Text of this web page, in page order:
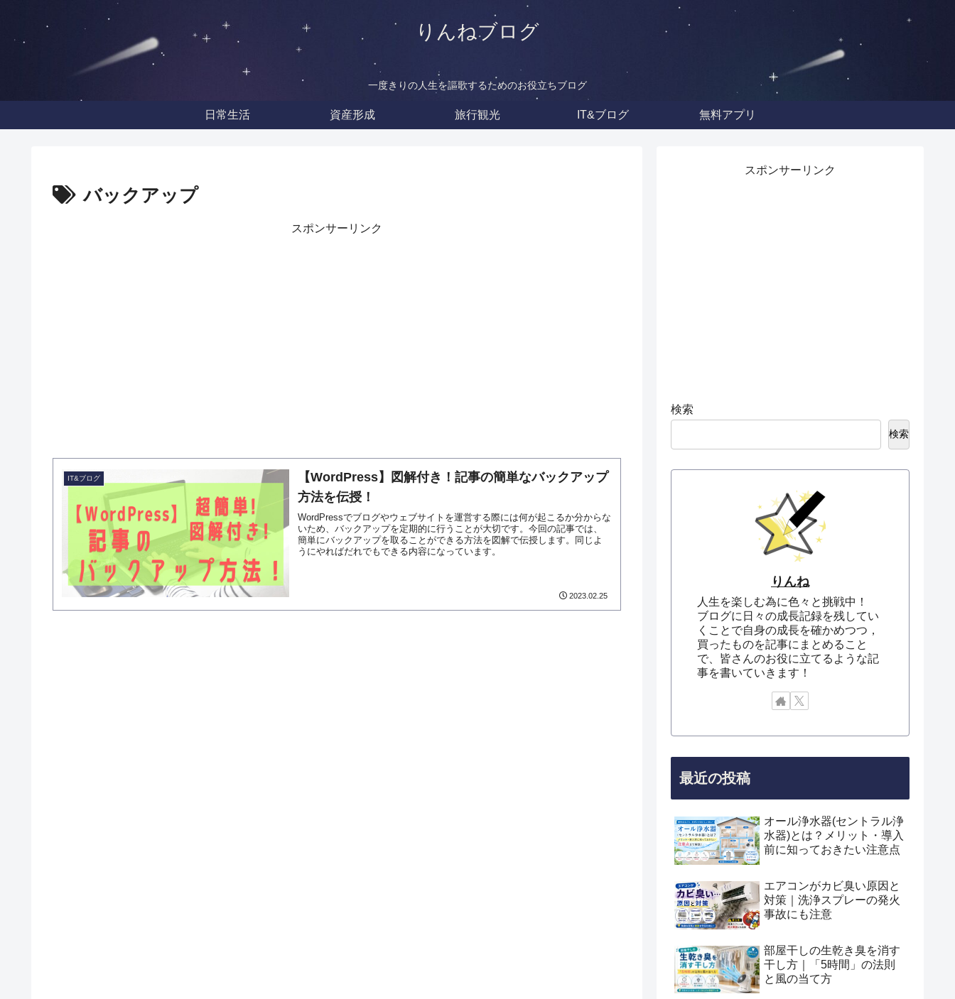
りんねブログ
一度きりの人生を謳歌するためのお役立ちブログ
日常生活 資産形成 旅行観光 IT&ブログ 無料アプリ
バックアップ
スポンサーリンク
IT&ブログ
【WordPress】図解付き！記事の簡単なバックアップ
方法を伝授！
WordPressでブログやウェブサイトを運営する際には何が起こるか分からな
いため、バックアップを定期的に行うことが大切です。今回の記事では、
簡単にバックアップを取ることができる方法を図解で伝授します。同じよ
うにやればだれでもできる内容になっています。
2023.02.25
スポンサーリンク
検索
検索
りんね
人生を楽しむ為に色々と挑戦中！
ブログに日々の成長記録を残してい
くことで自身の成長を確かめつつ，
買ったものを記事にまとめること
で、皆さんのお役に立てるような記
事を書いていきます！
最近の投稿
オール浄水器(セントラル浄
水器)とは？メリット・導入
前に知っておきたい注意点
エアコンがカビ臭い原因と
対策｜洗浄スプレーの発火
事故にも注意
部屋干しの生乾き臭を消す
干し方｜「5時間」の法則
と風の当て方